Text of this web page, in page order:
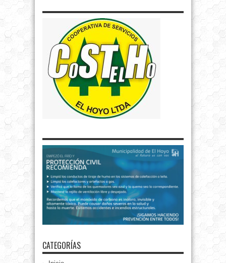
CATEGORÍAS